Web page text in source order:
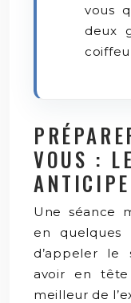
vous
deux
VOUS :
Une séance
en quelques
d’appeler le
avoir en
meilleur de